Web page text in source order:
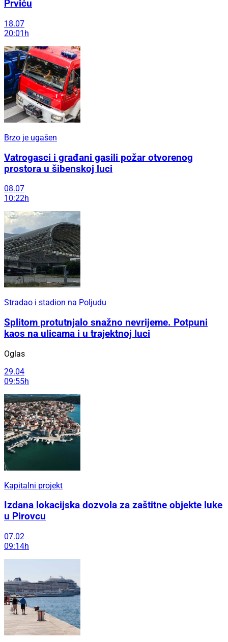
Prviću
18.07
20:01h
Brzo je ugašen
Vatrogasci i građani gasili požar otvorenog
prostora u šibenskoj luci
08.07
10:22h
Stradao i stadion na Poljudu
Splitom protutnjalo snažno nevrijeme. Potpuni
kaos na ulicama i u trajektnoj luci
Oglas
29.04
09:55h
Kapitalni projekt
Izdana lokacijska dozvola za zaštitne objekte luke
u Pirovcu
07.02
09:14h